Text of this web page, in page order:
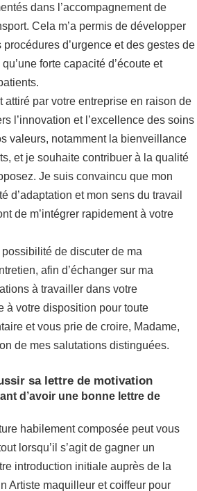
dans l’accompagnement de
Cela m’a permis de développer
d’urgence et des gestes de
forte capacité d’écoute et
attiré par votre entreprise en raison de
l’innovation et l’excellence des soins
valeurs, notamment la bienveillance
et je souhaite contribuer à la qualité
Je suis convaincu que mon
d’adaptation et mon sens du travail
de m’intégrer rapidement à votre
de discuter de ma
afin d’échanger sur ma
à travailler dans votre
à votre disposition pour toute
et vous prie de croire, Madame,
de mes salutations distinguées.
sa lettre de motivation
d’avoir une bonne lettre de
habilement composée peut vous
lorsqu’il s’agit de gagner un
introduction initiale auprès de la
Artiste maquilleur et coiffeur pour